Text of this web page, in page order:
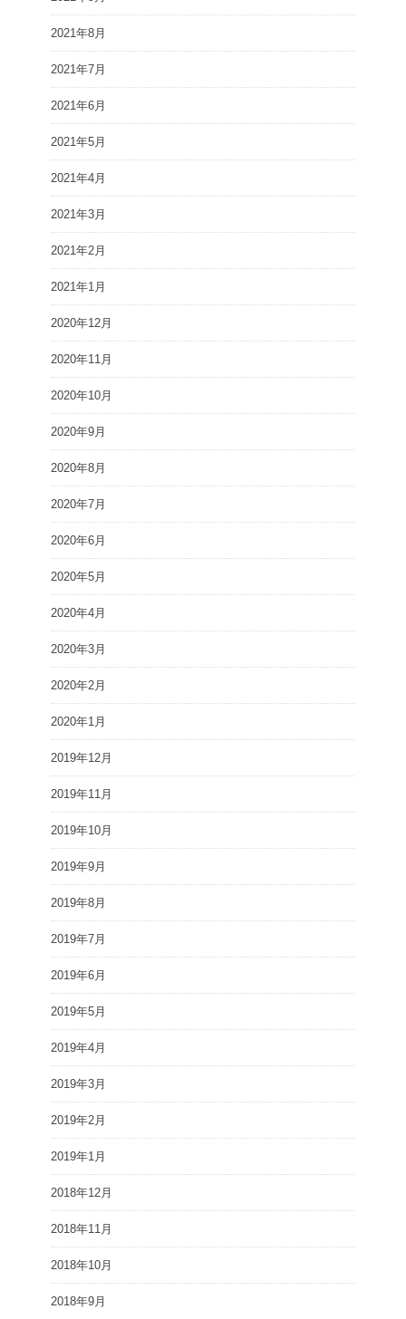
2021年8月
2021年7月
2021年6月
2021年5月
2021年4月
2021年3月
2021年2月
2021年1月
2020年12月
2020年11月
2020年10月
2020年9月
2020年8月
2020年7月
2020年6月
2020年5月
2020年4月
2020年3月
2020年2月
2020年1月
2019年12月
2019年11月
2019年10月
2019年9月
2019年8月
2019年7月
2019年6月
2019年5月
2019年4月
2019年3月
2019年2月
2019年1月
2018年12月
2018年11月
2018年10月
2018年9月